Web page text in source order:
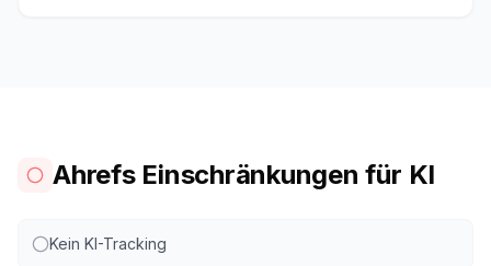
Ahrefs Einschränkungen für KI
Kein KI-Tracking